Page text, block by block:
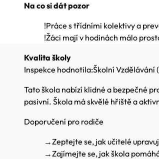
Na co si dát pozor
!Práce s třídními kolektivy a
!Žáci mají v hodinách málo
Kvalita školy
Inspekce hodnotila:Školní Vzdělávání
Tato škola nabízí klidné a bezpečné
pasivní. Škola má skvělé hřiště a
Doporučení pro rodiče
→Zeptejte se, jak učitelé
→Zajímejte se, jak škola